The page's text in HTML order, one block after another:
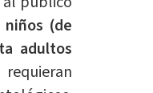
niños (de
adultos